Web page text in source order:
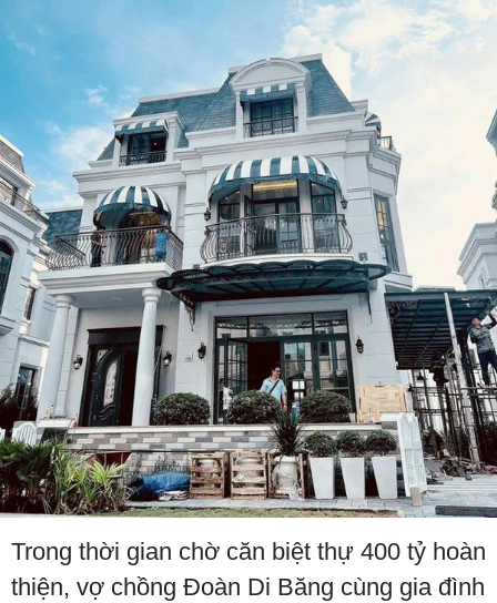
Trong thời gian chờ căn biệt thự 400 tỷ hoàn
thiện, vợ chồng Đoàn Di Băng cùng gia đình